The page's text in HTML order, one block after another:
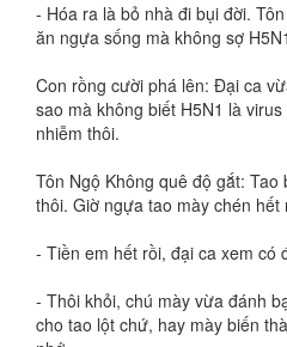
- Hóa ra là bỏ nhà đi bụi đời.
ăn ngựa sống mà không sợ
Con rồng cười phá lên: Đại ca
sao mà không biết H5N1 là
nhiễm thôi.
Tôn Ngộ Không quê độ gắt:
thôi. Giờ ngựa tao mày chén
- Tiền em hết rồi, đại ca xem có
- Thôi khỏi, chú mày vừa đánh
cho tao lột chứ, hay mày biến